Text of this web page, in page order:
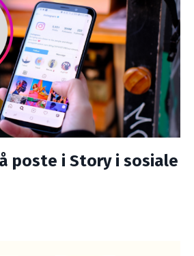
poste i Story i sosiale